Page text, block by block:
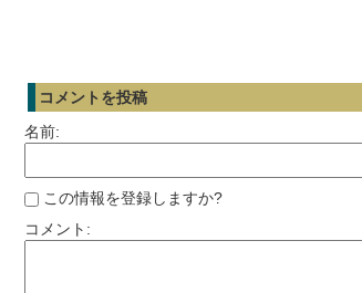
コメントを投稿
名前:
この情報を登録しますか?
コメント: